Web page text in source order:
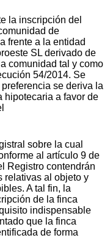
la inscripción del
de
frente a la entidad
SL derivado de
comunidad tal y como
54/2014. Se
se deriva la
hipotecaria a favor de
sobre la cual
al artículo 9 de
Registro contendrán
relativas al objeto y
A tal fin, la
de la finca
indispensable
que la finca
de forma